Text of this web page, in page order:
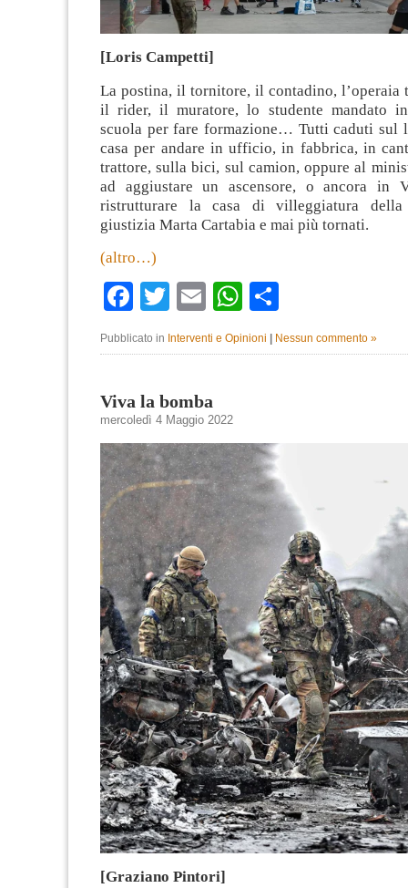
[Loris Campetti]
La postina, il tornitore, il contadino, l’operaia
il rider, il muratore, lo studente mandato
scuola per fare formazione… Tutti caduti sul
casa per andare in ufficio, in fabbrica, in
trattore, sulla bici, sul camion, oppure al
ad aggiustare un ascensore, o ancora in
ristrutturare la casa di villeggiatura
giustizia Marta Cartabia e mai più tornati.
(altro…)
Facebook
TwitterEmailWhatsApp
Pubblicato in Interventi e Opinioni Nessun commento »
Viva la bomba
mercoledì 4 Maggio 2022
[Graziano Pintori]